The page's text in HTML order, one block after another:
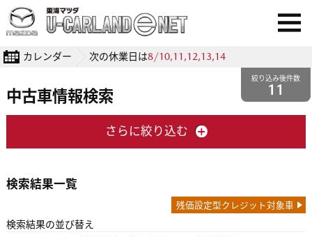
カレンダー 次の休業日は8/10,11,12,13,14
絞り込み後件数
11
中古車情報検索
さらに絞り込む
検索結果一覧
残価設定型クレジット対象車
検索結果の並び替え